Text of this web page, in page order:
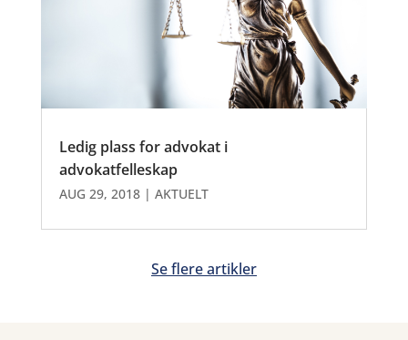
Ledig plass for advokat i
advokatfelleskap
AUG 29, 2018| AKTUELT
Se flere artikler